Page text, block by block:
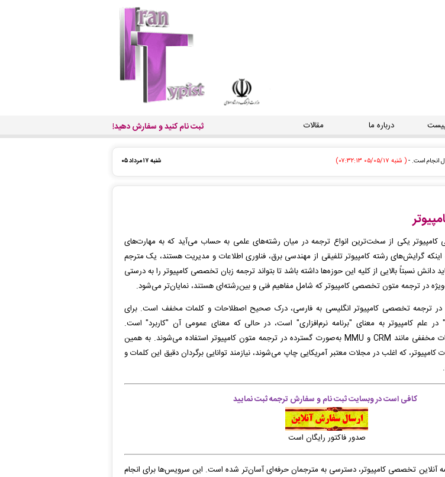
درباره ما مقالات ثبت نام کنید و سفارش دهید!
شنبه ۱۷ مرداد ۰۵ ۰۷:۰۲:۵۷)
۰۶:۴۹:۵۸)
خواهد شد. -( شنبه ۰۵/۰۵/۱۷ ۰۵:۵۵:۱۱)
انجام است. -
نمایید. -
۰۵/۰۵/۱۶ ۲۳:۲۹:۵۳)
انجام میباشد. -( شنبه ۰۵/۰۵/۱۷ ۰۷:۳۹:۵۲)
است. -
یکی از سخت‌ترین انواع ترجمه در میان رشته‌های علمی به حساب می‌آید که به مهارت‌های
به اینکه گرایش‌های رشته کامپیوتر تلفیقی از مهندسی برق، فناوری اطلاعات و مدیریت هستند، یک مترجم
دانش نسبتاً بالایی از کلیه این حوزه‌ها داشته باشد تا بتواند ترجمه زبان تخصصی کامپیوتر را به درستی
در ترجمه متون تخصصی کامپیوتر که شامل مفاهیم فنی و بین‌رشته‌ای هستند، نمایان‌تر می‌شود.
در ترجمه تخصصی کامپیوتر انگلیسی به فارسی، درک صحیح اصطلاحات و کلمات مخفف است. برای
مثال، کلمه "Application" در علم کامپیوتر به معنای "برنامه نرم‌افزاری" است، در حالی که معنای عمومی آن "کاربرد" است.
همچنین، اصطلاحات و کلمات مخففی مانند CRM و MMU به‌صورت گسترده در ترجمه متون کامپیوتر استفاده می‌شوند. به همین
که اغلب در مجلات معتبر آمریکایی چاپ می‌شوند، نیازمند توانایی برگردان دقیق این کلمات و
کافی است در وبسایت ثبت نام و سفارش ترجمه ثبت نمایید
صدور فاکتور رایگان است
آنلاین تخصصی کامپیوتر، دسترسی به مترجمان حرفه‌ای آسان‌تر شده است. این سرویس‌ها برای انجام